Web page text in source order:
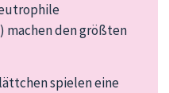
machen den größten
spielen eine